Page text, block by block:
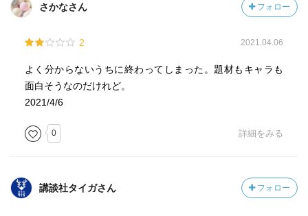
さかなさん
フォロー
2 2021.04.06
よく分からないうちに終わってしまった。題材もキャラも
面白そうなのだけれど。
2021/4/6
0 詳細をみる
講談社タイガさん フォロー